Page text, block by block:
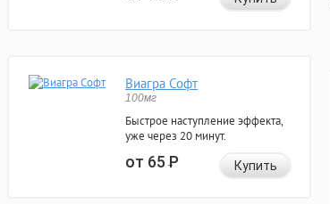
Виагра Софт
100мг
Быстрое наступление эффекта,
уже через 20 минут.
от 65Р Купить